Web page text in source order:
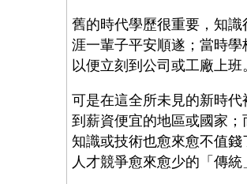
舊的時代學歷很重要，知
涯一輩子平安順遂；當時
以便立刻到公司或工廠上班
可是在這全所未見的新時
到薪資便宜的地區或國家
知識或技術也愈來愈不值
人才競爭愈來愈少的「傳